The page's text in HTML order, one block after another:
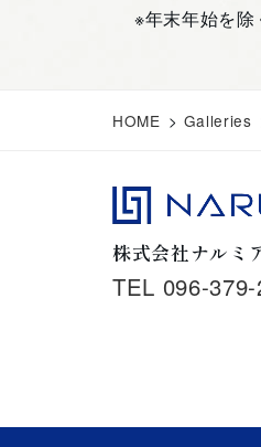
※年末年始を除
HOME > Galleries
株式会社ナルミ
TEL 096-